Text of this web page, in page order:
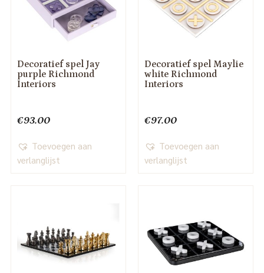
Decoratief spel Jay
purple Richmond
Interiors
€93.00
Toevoegen aan
verlanglijst
Decoratief spel Maylie
white Richmond
Interiors
€97.00
Toevoegen aan
verlanglijst